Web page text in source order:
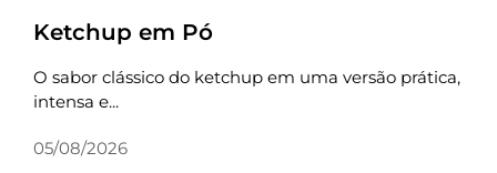
Ketchup em Pó
O sabor clássico do ketchup em uma versão prática,
intensa e...
05/08/2026